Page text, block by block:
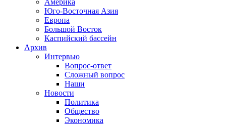
Америка
Юго-Восточная Азия
Европа
Большой Восток
Каспийский бассейн
Архив
Интервью
Вопрос-ответ
Сложный вопрос
Наши
Новости
Политика
Общество
Экономика